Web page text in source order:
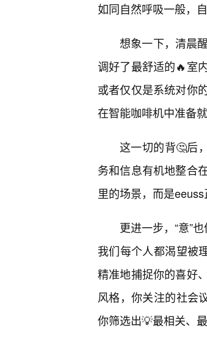
如同自然呼吸一般，自
想象一下，清晨
调好了最舒适的🔥室
或者仅仅是系统对你
在智能咖啡机中准备就
这一切的背🤔后
务和信息有机地整合
里的场景，而是eeuss
更进一步，“意”
我们每个人都渴望被
精准地捕捉你的喜好
风格，你关注的社会
你筛选出💡最相关、